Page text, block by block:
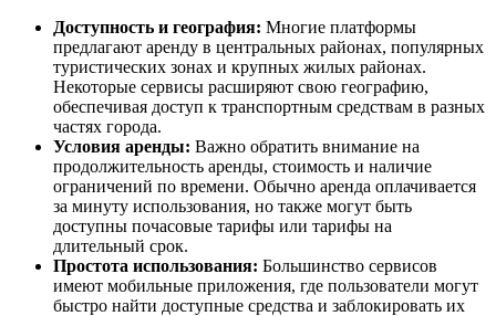
Доступность и география: Многие платформы
предлагают аренду в центральных районах, популярных
туристических зонах и крупных жилых районах.
Некоторые сервисы расширяют свою географию,
обеспечивая доступ к транспортным средствам в разных
частях города.
Условия аренды: Важно обратить внимание на
продолжительность аренды, стоимость и наличие
ограничений по времени. Обычно аренда оплачивается
за минуту использования, но также могут быть
доступны почасовые тарифы или тарифы на
длительный срок.
Простота использования: Большинство сервисов
имеют мобильные приложения, где пользователи могут
быстро найти доступные средства и заблокировать их